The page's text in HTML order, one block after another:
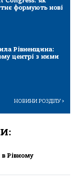
формують нові
Рівненщина:
центрі з ними
НОВИНИ РОЗДІЛУ>
Рівному